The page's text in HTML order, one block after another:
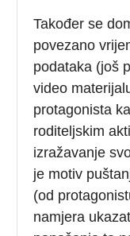
Također se
povezano
podataka (još
video
protagonista
roditeljskim
izražavanje
je motiv
(od
namjera